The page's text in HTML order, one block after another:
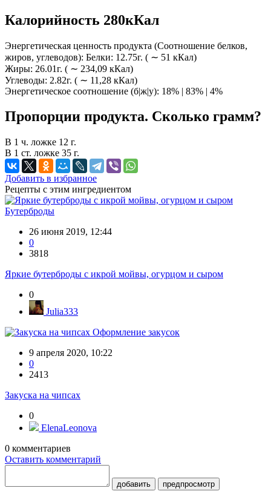
Калорийность 280кКал
Энергетическая ценность продукта (Соотношение белков,
жиров, углеводов): Белки: 12.75г. ( ∼ 51 кКал)
Жиры: 26.01г. ( ∼ 234,09 кКал)
Углеводы: 2.82г. ( ∼ 11,28 кКал)
Энергетическое соотношение (б|ж|у): 18% | 83% | 4%
Пропорции продукта. Сколько грамм?
В 1 ч. ложке 12 г.
В 1 ст. ложке 35 г.
Добавить в избранное
Рецепты с этим ингредиентом
Бутерброды
26 июня 2019, 12:44
0
3818
Яркие бутерброды с икрой мойвы, огурцом и сыром
0
Julia333
Оформление закусок
9 апреля 2020, 10:22
0
2413
Закуска на чипсах
0
ElenaLeonova
0 комментариев
Оставить комментарий
добавить предпросмотр